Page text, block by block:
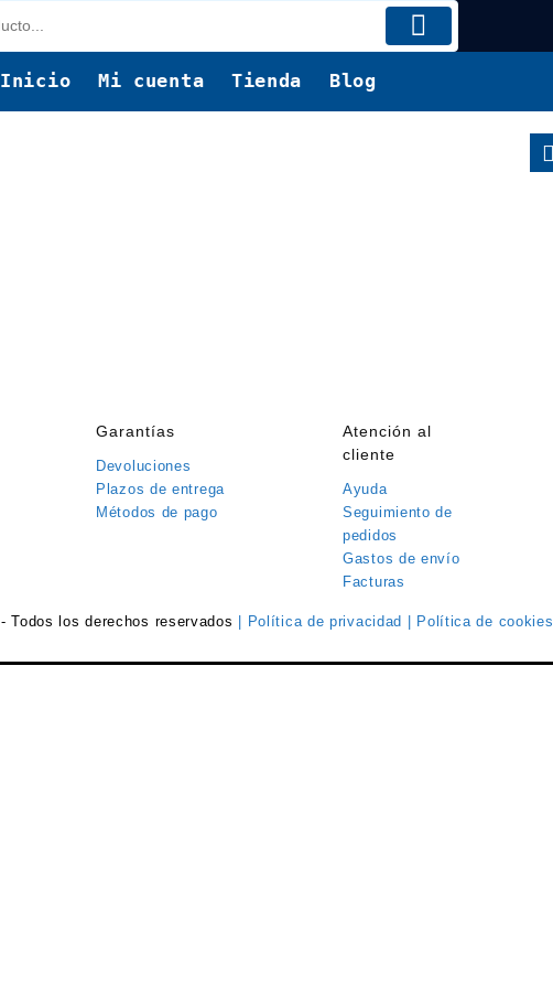
Inicio Mi cuenta Tienda Blog
Garantías
Devoluciones
Plazos de entrega
Métodos de pago
Atención al
cliente
Ayuda
Seguimiento de
pedidos
Gastos de envío
Facturas
- Todos los derechos reservados | Política de privacidad | Política de cookies